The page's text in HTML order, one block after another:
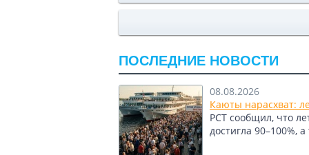
ПОСЛЕДНИЕ НОВОСТИ
08.08.2026
Каюты нарасхват:
РСТ сообщил, что
достигла 90–100%,